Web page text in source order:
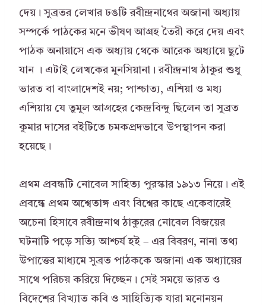
দেয়। সুব্রতর লেখার ঢঙটি রবীন্দ্রনাথের অজানা অধ্যায়
সম্পর্কে পাঠকের মনে ভীষণ আগ্রহ তৈরী করে দেয় এবং
পাঠক অনায়াসে এক অধ্যায় থেকে আরেক অধ্যায়ে ছুটে
যান । এটাই লেখকের মুনসিয়ানা। রবীন্দ্রনাথ ঠাকুর শুধু
ভারত বা বাংলাদেশই নয়; পাশ্চাত্য, এশিয়া ও মধ্য
এশিয়ায় যে তুমুল আগ্রহের কেন্দ্রবিন্দু ছিলেন তা সুব্রত
কুমার দাসের বইটিতে চমকপ্রদভাবে উপস্থাপন করা
হয়েছে।
প্রথম প্রবন্ধটি নোবেল সাহিত্য পুরস্কার ১৯১৩ নিয়ে। এই
প্রবন্ধে প্রথম অশ্বেতাঙ্গ এবং বিশ্বের কাছে একেবারেই
অচেনা হিসাবে রবীন্দ্রনাথ ঠাকুরের নোবেল বিজয়ের
ঘটনাটি পড়ে সত্যি আশ্চর্য হই – এর বিবরণ, নানা তথ্য
উপাত্তের মাধ্যমে সুব্রত পাঠককে অজানা এক অধ্যায়ের
সাথে পরিচয় করিয়ে দিচ্ছেন। সেই সময়ে ভারত ও
বিদেশের বিখ্যাত কবি ও সাহিত্যিক যারা মনোনয়ন